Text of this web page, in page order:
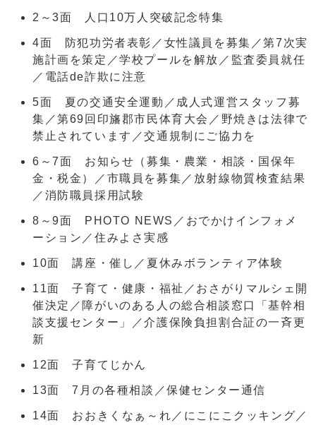
2～3面 人口10万人突破記念特集
4面 防犯功労者表彰／女性議員を募集／第7次実
施計画を策定／学校プールを解放／監査委員就任
／電話de詐欺に注意
5面 夏の交通安全運動／成人式運営スタッフ募
集／第69回印旛郡市民体育大会／野焼きは法律で
禁止されています／交通規制にご協力を
6～7面 お知らせ（募集・農業・相談・国保年
金・税金）／市職員を募集／放射線物質検査結果
／消防職員採用試験
8～9面 PHOTO NEWS／おでかけインフォメ
ーション／住みよさ実感
10面 講座・催し／夏休みボランティア体験
11面 子育て・健康・福祉／おさがりマルシェ開
催決定／障がいのある人の総合相談窓口「基幹相
談支援センター」／介護保険負担割合証の一斉更
新
12面 子育てじかん
13面 7月の各種相談／保健センター通信
14面 おおきくなぁ～れ／にこにこクッキング／